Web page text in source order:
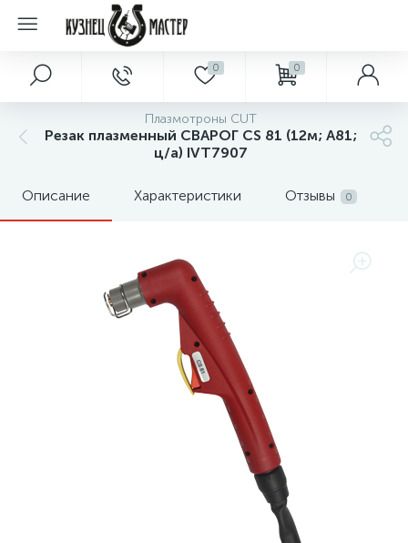
0 0
Плазмотроны CUT
Резак плазменный СВАРОГ CS 81 (12м; А81;
ц/а) IVT7907
Описание Характеристики Отзывы 0